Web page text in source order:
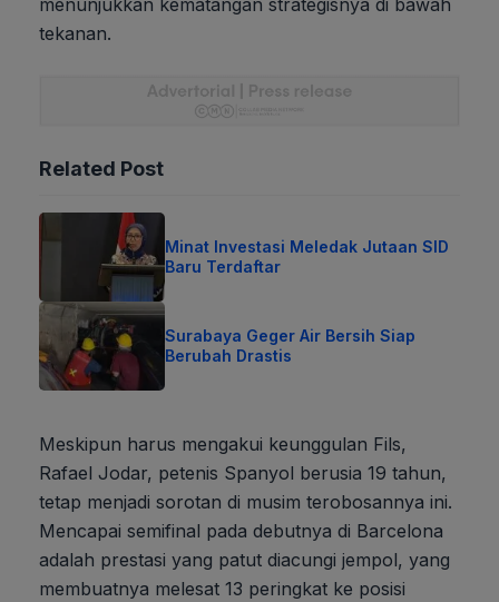
tekanan.
Related Post
Minat Investasi Meledak Jutaan SID
Baru Terdaftar
Surabaya Geger Air Bersih Siap
Berubah Drastis
Meskipun harus mengakui keunggulan Fils,
Rafael Jodar, petenis Spanyol berusia 19 tahun,
tetap menjadi sorotan di musim terobosannya ini.
Mencapai semifinal pada debutnya di Barcelona
adalah prestasi yang patut diacungi jempol, yang
membuatnya melesat 13 peringkat ke posisi